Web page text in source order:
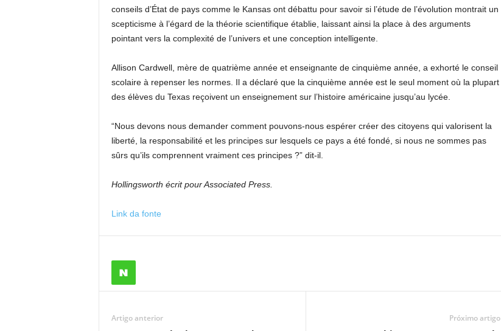
conseils d’État de pays comme le Kansas ont débattu pour savoir si l’étude de l’évolution montrait un
scepticisme à l’égard de la théorie scientifique établie, laissant ainsi la place à des arguments
pointant vers la complexité de l’univers et une conception intelligente.
Allison Cardwell, mère de quatrième année et enseignante de cinquième année, a exhorté le conseil
scolaire à repenser les normes. Il a déclaré que la cinquième année est le seul moment où la plupart
des élèves du Texas reçoivent un enseignement sur l’histoire américaine jusqu’au lycée.
“Nous devons nous demander comment pouvons-nous espérer créer des citoyens qui valorisent la
liberté, la responsabilité et les principes sur lesquels ce pays a été fondé, si nous ne sommes pas
sûrs qu’ils comprennent vraiment ces principes ?” dit-il.
Hollingsworth écrit pour Associated Press.
Link da fonte
Artigo anterior Próximo artigo